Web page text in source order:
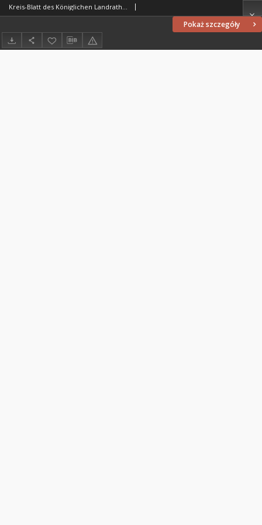
Pokaż szczegóły
Kreis-Blatt des Königlichen Landraths-Amtes Kreises Löbau. z Neumark, 1886, nr 11